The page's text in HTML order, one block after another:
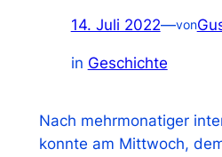
14. Juli 2022—von
in Geschichte
Nach mehrmonatiger
konnte am Mittwoch,